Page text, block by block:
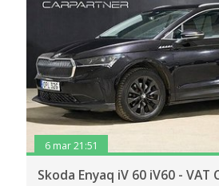
6 mar 21:51
Skoda Enyaq iV 60 iV60 - VAT